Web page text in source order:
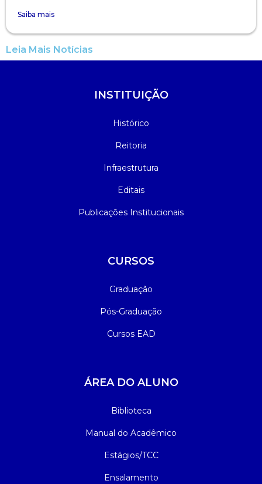
Saiba mais
Leia Mais Notícias
INSTITUIÇÃO
Histórico
Reitoria
Infraestrutura
Editais
Publicações Institucionais
CURSOS
Graduação
Pós-Graduação
Cursos EAD
ÁREA DO ALUNO
Biblioteca
Manual do Acadêmico
Estágios/TCC
Ensalamento